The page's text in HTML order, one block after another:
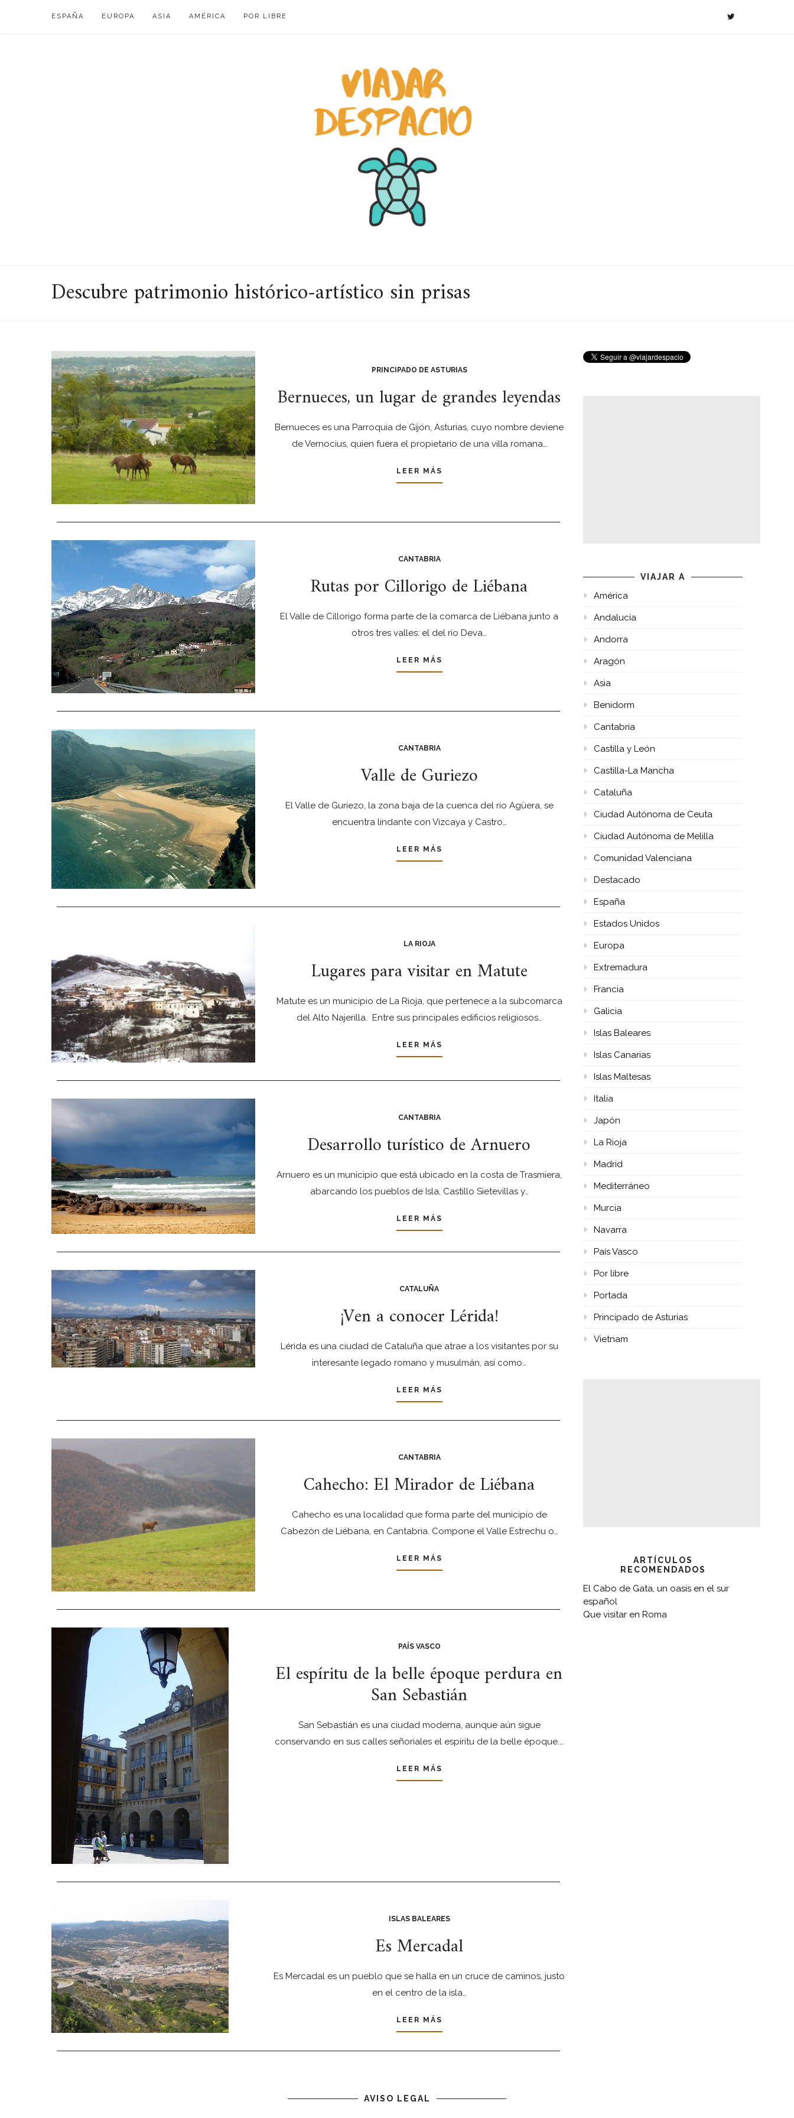
ESPAÑA EUROPA ASIA AMÉRICA POR LIBRE
Descubre patrimonio histórico-artístico sin prisas
PRINCIPADO DE ASTURIAS
Bernueces, un lugar de grandes leyendas
Bernueces es una Parroquia de Gijón, Asturias, cuyo nombre deviene
de Vernocius, quien fuera el propietario de una villa romana…
LEER MÁS
CANTABRIA
Rutas por Cillorigo de Liébana
El Valle de Cillorigo forma parte de la comarca de Liébana junto a
otros tres valles: el del río Deva…
LEER MÁS
CANTABRIA
Valle de Guriezo
El Valle de Guriezo, la zona baja de la cuenca del río Agüera, se
encuentra lindante con Vizcaya y Castro…
LEER MÁS
LA RIOJA
Lugares para visitar en Matute
Matute es un municipio de La Rioja, que pertenece a la subcomarca
del Alto Najerilla. Entre sus principales edificios religiosos…
LEER MÁS
CANTABRIA
Desarrollo turístico de Arnuero
Arnuero es un municipio que está ubicado en la costa de Trasmiera,
abarcando los pueblos de Isla, Castillo Sietevillas y…
LEER MÁS
CATALUÑA
¡Ven a conocer Lérida!
Lérida es una ciudad de Cataluña que atrae a los visitantes por su
interesante legado romano y musulmán, así como…
LEER MÁS
CANTABRIA
Cahecho: El Mirador de Liébana
Cahecho es una localidad que forma parte del municipio de
Cabezón de Liébana, en Cantabria. Compone el Valle Estrechu o…
LEER MÁS
PAÍS VASCO
El espíritu de la belle époque perdura en
San Sebastián
San Sebastián es una ciudad moderna, aunque aún sigue
conservando en sus calles señoriales el espíritu de la belle époque.…
LEER MÁS
ISLAS BALEARES
Es Mercadal
Es Mercadal es un pueblo que se halla en un cruce de caminos, justo
en el centro de la isla…
LEER MÁS
VIAJAR A
América
Andalucía
Andorra
Aragón
Asia
Benidorm
Cantabria
Castilla y León
Castilla-La Mancha
Cataluña
Ciudad Autónoma de Ceuta
Ciudad Autónoma de Melilla
Comunidad Valenciana
Destacado
España
Estados Unidos
Europa
Extremadura
Francia
Galicia
Islas Baleares
Islas Canarias
Islas Maltesas
Italia
Japón
La Rioja
Madrid
Mediterráneo
Murcia
Navarra
País Vasco
Por libre
Portada
Principado de Asturias
Vietnam
ARTÍCULOS
RECOMENDADOS
El Cabo de Gata, un oasis en el sur
español
Que visitar en Roma
AVISO LEGAL